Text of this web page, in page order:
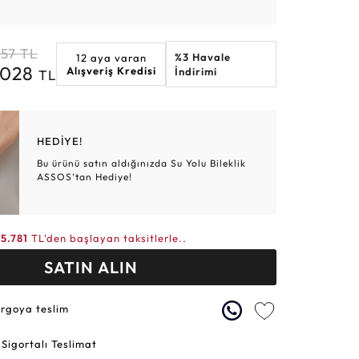
TL
TL
12 aya varan
Alışveriş Kredisi
%3 Havale
İndirimi
HEDİYE!
Bu ürünü satın aldığınızda Su Yolu Bileklik
ASSOS’tan Hediye!
TL'den başlayan taksitlerle..
SATIN ALIN
teslim
Teslimat